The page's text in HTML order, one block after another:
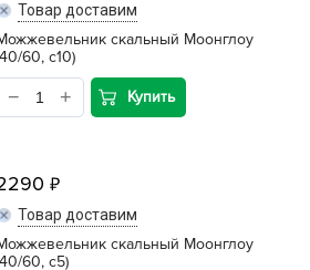
Товар доставим
скальный Моонглоу
60, c10)
Купить
Товар доставим
скальный Моонглоу
60, c5)